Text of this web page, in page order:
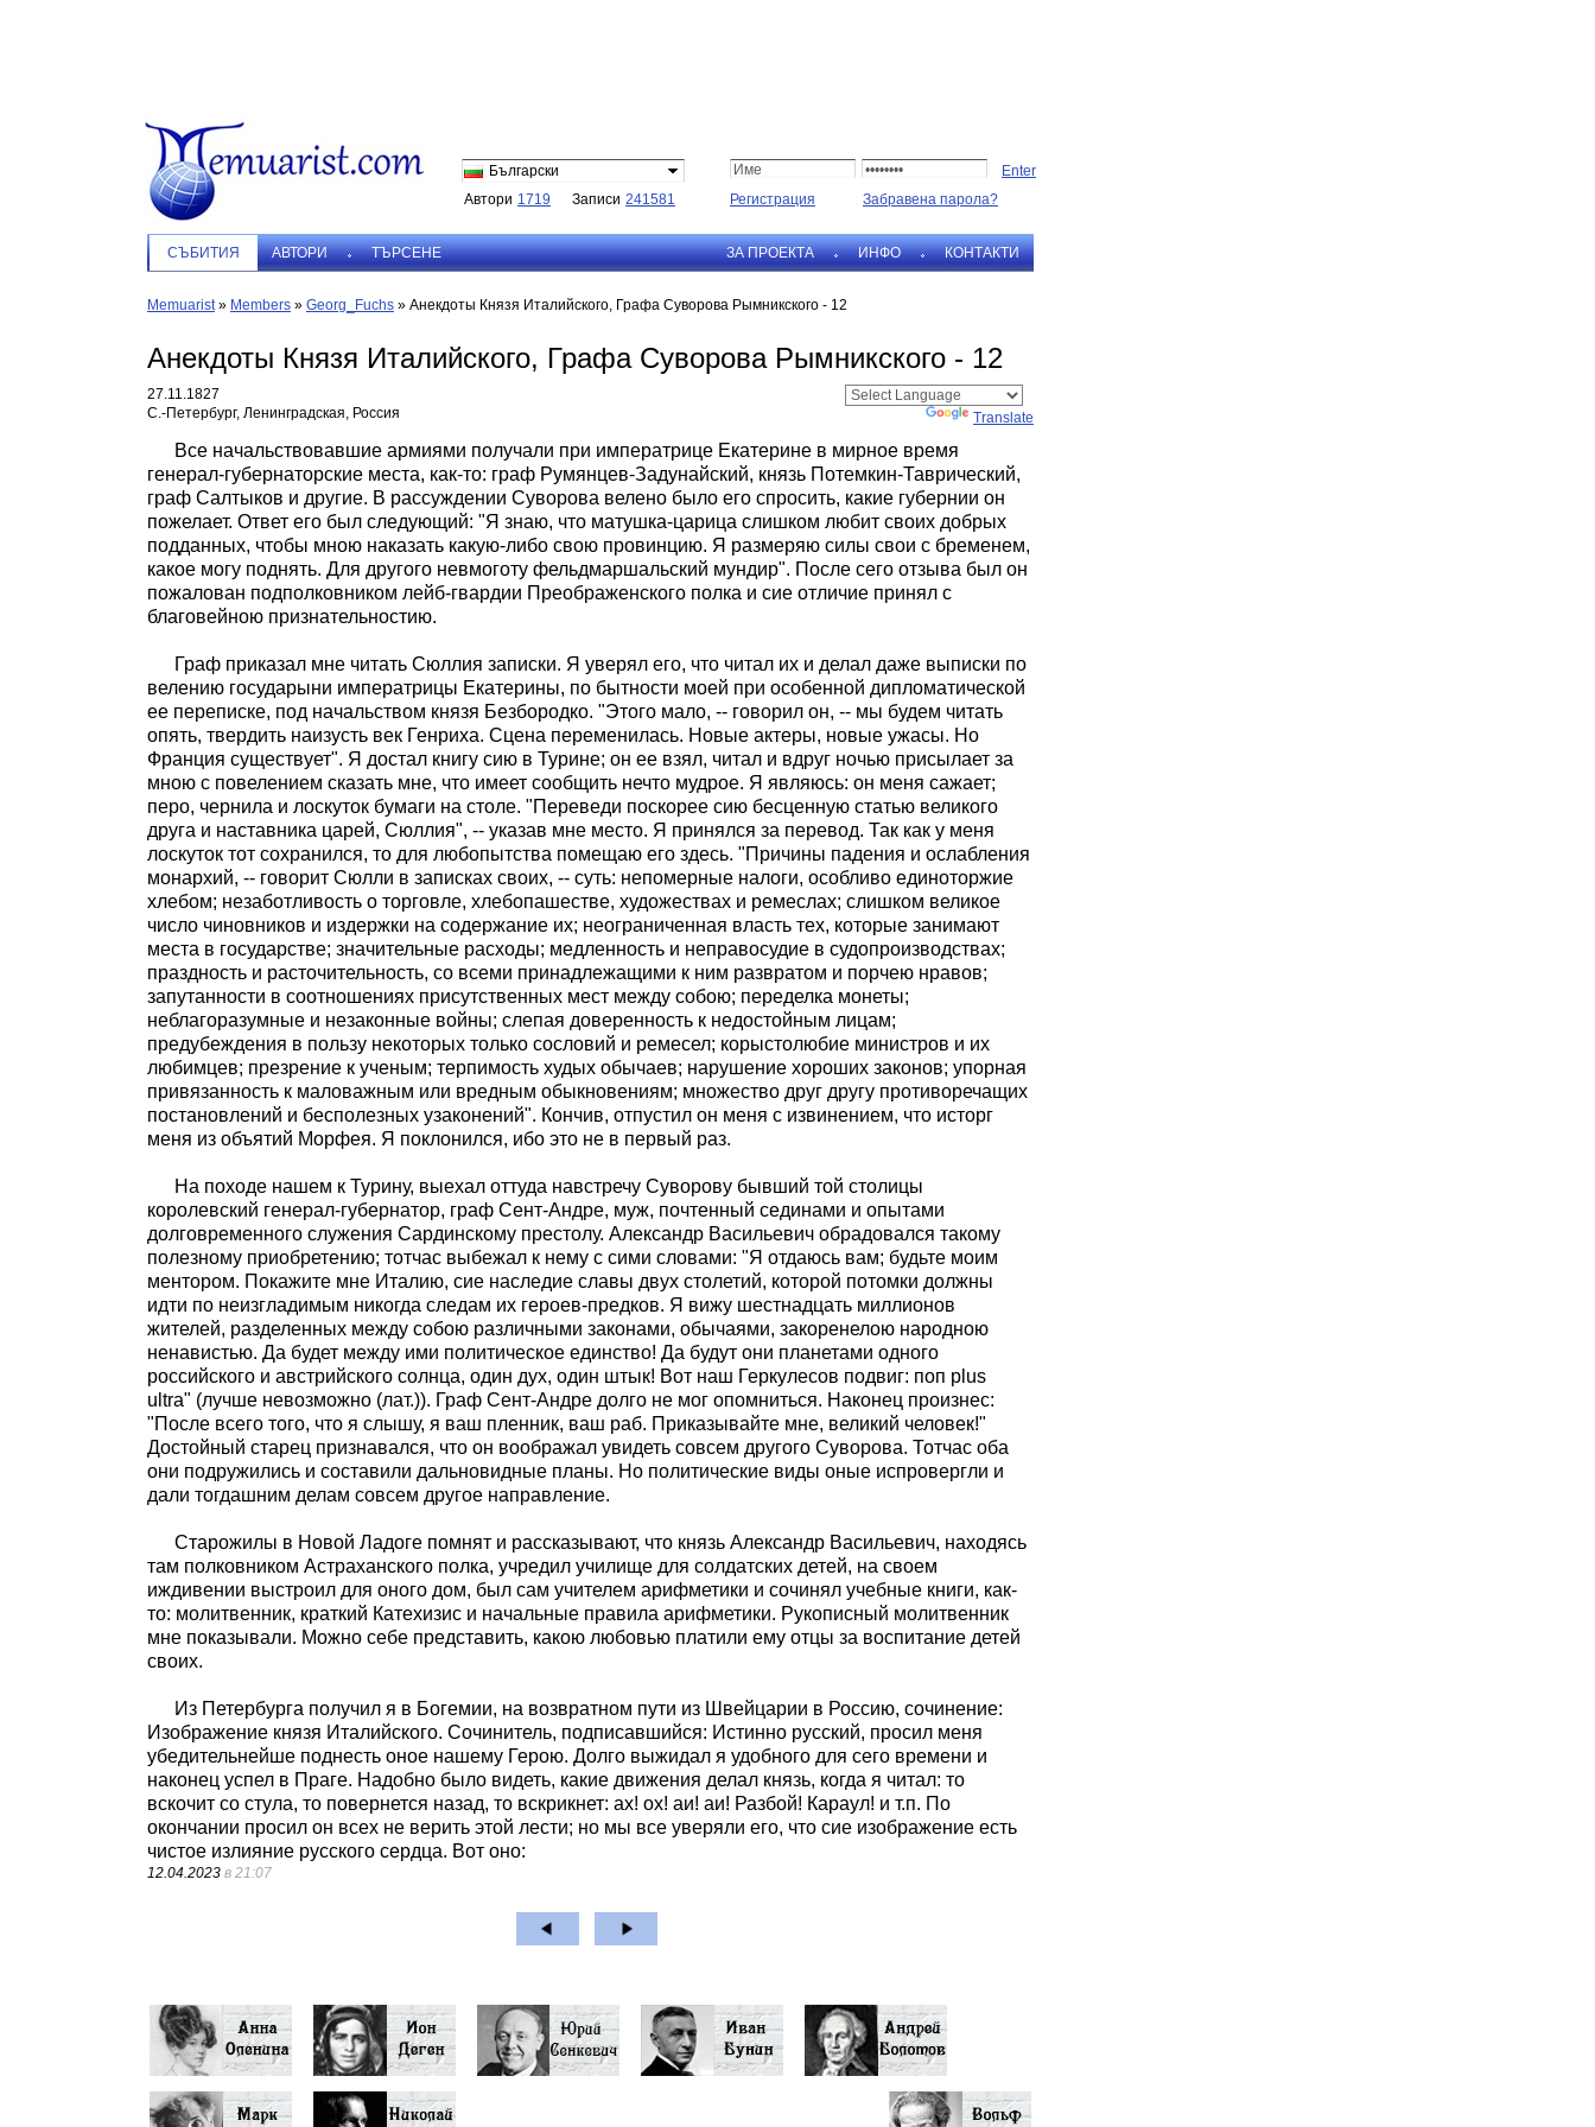
Български
Автори 1719 Записи 241581 Регистрация Забравена парола?
СЪБИТИЯ АВТОРИ ТЪРСЕНЕ ЗА ПРОЕКТА ИНФО КОНТАКТИ
Memuarist» Members » Georg_Fuchs » Анекдоты Князя Италийского, Графа Суворова Рымникского - 12
Анекдоты Князя Италийского, Графа Суворова Рымникского - 12
27.11.1827
С.-Петербург, Ленинградская, Россия
Translate
Все начальствовавшие армиями получали при императрице Екатерине в мирное время
генерал-губернаторские места, как-то: граф Румянцев-Задунайский, князь Потемкин-Таврический,
граф Салтыков и другие. В рассуждении Суворова велено было его спросить, какие губернии он
пожелает. Ответ его был следующий: "Я знаю, что матушка-царица слишком любит своих добрых
подданных, чтобы мною наказать какую-либо свою провинцию. Я размеряю силы свои с бременем,
какое могу поднять. Для другого невмоготу фельдмаршальский мундир". После сего отзыва был он
пожалован подполковником лейб-гвардии Преображенского полка и сие отличие принял с
благовейною признательностию.
Граф приказал мне читать Сюллия записки. Я уверял его, что читал их и делал даже выписки по
велению государыни императрицы Екатерины, по бытности моей при особенной дипломатической
ее переписке, под начальством князя Безбородко. "Этого мало, -- говорил он, -- мы будем читать
опять, твердить наизусть век Генриха. Сцена переменилась. Новые актеры, новые ужасы. Но
Франция существует". Я достал книгу сию в Турине; он ее взял, читал и вдруг ночью присылает за
мною с повелением сказать мне, что имеет сообщить нечто мудрое. Я являюсь: он меня сажает;
перо, чернила и лоскуток бумаги на столе. "Переведи поскорее сию бесценную статью великого
друга и наставника царей, Сюллия", -- указав мне место. Я принялся за перевод. Так как у меня
лоскуток тот сохранился, то для любопытства помещаю его здесь. "Причины падения и ослабления
монархий, -- говорит Сюлли в записках своих, -- суть: непомерные налоги, особливо единоторжие
хлебом; незаботливость о торговле, хлебопашестве, художествах и ремеслах; слишком великое
число чиновников и издержки на содержание их; неограниченная власть тех, которые занимают
места в государстве; значительные расходы; медленность и неправосудие в судопроизводствах;
праздность и расточительность, со всеми принадлежащими к ним развратом и порчею нравов;
запутанности в соотношениях присутственных мест между собою; переделка монеты;
неблагоразумные и незаконные войны; слепая доверенность к недостойным лицам;
предубеждения в пользу некоторых только сословий и ремесел; корыстолюбие министров и их
любимцев; презрение к ученым; терпимость худых обычаев; нарушение хороших законов; упорная
привязанность к маловажным или вредным обыкновениям; множество друг другу противоречащих
постановлений и бесполезных узаконений". Кончив, отпустил он меня с извинением, что исторг
меня из объятий Морфея. Я поклонился, ибо это не в первый раз.
На походе нашем к Турину, выехал оттуда навстречу Суворову бывший той столицы
королевский генерал-губернатор, граф Сент-Андре, муж, почтенный сединами и опытами
долговременного служения Сардинскому престолу. Александр Васильевич обрадовался такому
полезному приобретению; тотчас выбежал к нему с сими словами: "Я отдаюсь вам; будьте моим
ментором. Покажите мне Италию, сие наследие славы двух столетий, которой потомки должны
идти по неизгладимым никогда следам их героев-предков. Я вижу шестнадцать миллионов
жителей, разделенных между собою различными законами, обычаями, закоренелою народною
ненавистью. Да будет между ими политическое единство! Да будут они планетами одного
российского и австрийского солнца, один дух, один штык! Вот наш Геркулесов подвиг: поп plus
ultra" (лучше невозможно (лат.)). Граф Сент-Андре долго не мог опомниться. Наконец произнес:
"После всего того, что я слышу, я ваш пленник, ваш раб. Приказывайте мне, великий человек!"
Достойный старец признавался, что он воображал увидеть совсем другого Суворова. Тотчас оба
они подружились и составили дальновидные планы. Но политические виды оные испровергли и
дали тогдашним делам совсем другое направление.
Старожилы в Новой Ладоге помнят и рассказывают, что князь Александр Васильевич, находясь
там полковником Астраханского полка, учредил училище для солдатских детей, на своем
иждивении выстроил для оного дом, был сам учителем арифметики и сочинял учебные книги, как-
то: молитвенник, краткий Катехизис и начальные правила арифметики. Рукописный молитвенник
мне показывали. Можно себе представить, какою любовью платили ему отцы за воспитание детей
своих.
Из Петербурга получил я в Богемии, на возвратном пути из Швейцарии в Россию, сочинение:
Изображение князя Италийского. Сочинитель, подписавшийся: Истинно русский, просил меня
убедительнейше поднесть оное нашему Герою. Долго выжидал я удобного для сего времени и
наконец успел в Праге. Надобно было видеть, какие движения делал князь, когда я читал: то
вскочит со стула, то повернется назад, то вскрикнет: ах! ох! аи! аи! Разбой! Караул! и т.п. По
окончании просил он всех не верить этой лести; но мы все уверяли его, что сие изображение есть
чистое излияние русского сердца. Вот оно:
12.04.2023 в 21:07